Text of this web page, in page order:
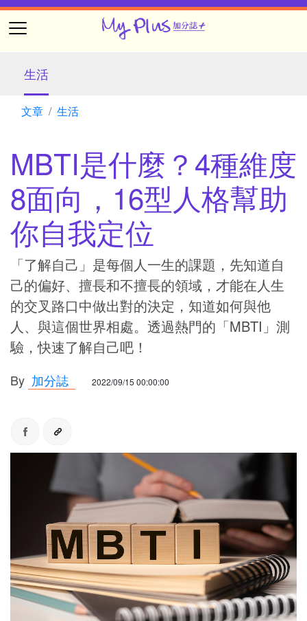
生活
文章 生活
MBTI是什麼？4種維度
8面向，16型人格幫助
你自我定位
「了解自己」是每個人一生的課題，先知道自
己的偏好、擅長和不擅長的領域，才能在人生
的交叉路口中做出對的決定，知道如何與他
人、與這個世界相處。透過熱門的「MBTI」測
驗，快速了解自己吧！
By 加分誌 2022/09/15 00:00:00